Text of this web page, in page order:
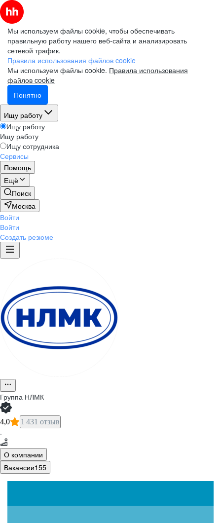
Мы используем файлы cookie, чтобы обеспечивать
правильную работу нашего веб-сайта и анализировать
сетевой трафик.
Правила использования файлов cookie
Мы используем файлы cookie. Правила использования
файлов cookie
Понятно
Ищу работу
Ищу работу
Ищу работу
Ищу сотрудника
Сервисы
Помощь
Ещё
Поиск
Москва
Войти
Войти
Создать резюме
Группа НЛМК
4,0 1 431 отзыв
·
О компании
Вакансии155